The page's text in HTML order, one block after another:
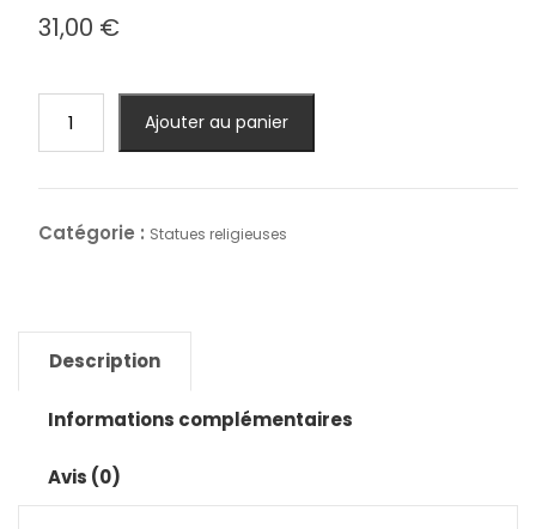
31,00 €
statue
religieuse
de
l'agenouillade
Ajouter au panier
Catégorie : Statues religieuses
Description
Informations complémentaires
Avis (0)